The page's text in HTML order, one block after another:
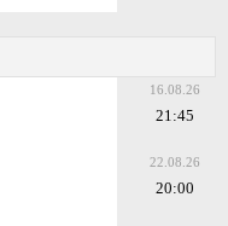
16.08.26
21:45
22.08.26
20:00